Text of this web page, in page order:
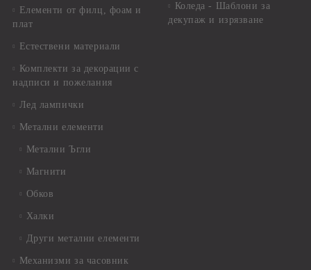
Елементи от филц, фоам и
плат
Естествени материали
Комплекти за декорации с
надписи и пожелания
Лед лампички
Метални елементи
Метални Ъгли
Магнити
Обков
Халки
Други метални елементи
Механизми за часовник
Коледа - Шаблони за
декупаж и изрязване